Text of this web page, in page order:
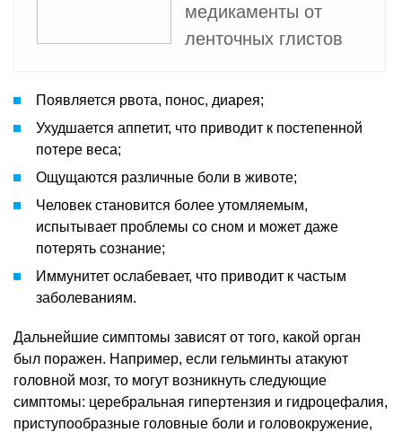
медикаменты от
ленточных глистов
Появляется рвота, понос, диарея;
Ухудшается аппетит, что приводит к постепенной
потере веса;
Ощущаются различные боли в животе;
Человек становится более утомляемым,
испытывает проблемы со сном и может даже
потерять сознание;
Иммунитет ослабевает, что приводит к частым
заболеваниям.
Дальнейшие симптомы зависят от того, какой орган
был поражен. Например, если гельминты атакуют
головной мозг, то могут возникнуть следующие
симптомы: церебральная гипертензия и гидроцефалия,
приступообразные головные боли и головокружение,